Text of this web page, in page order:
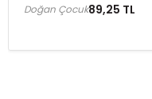
89,25 TL
Doğan Çocuk